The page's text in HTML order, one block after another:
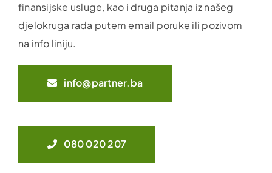
finansijske usluge, kao i druga pitanja iz našeg
djelokruga rada putem email poruke ili pozivom
na info liniju.
info@partner.ba
080 020 207